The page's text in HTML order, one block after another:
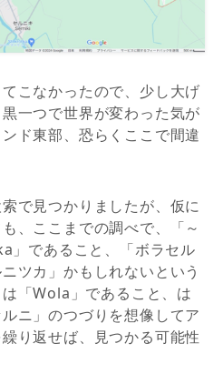
こなかったので、少し大げ
一つで世界が変わった気が
ド東部、恐らくここで間違
で見つかりましたが、仮に
、ここまでの調べで、「～
」であること、「ボラセル
ツカ」かもしれないという
「Wola」であること、は
ニ」のつづりを想像してア
り返せば、見つかる可能性